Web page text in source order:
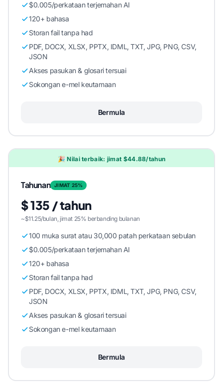
$0.005/perkataan terjemahan AI
120+ bahasa
Storan fail tanpa had
PDF, DOCX, XLSX, PPTX, IDML, TXT, JPG, PNG, CSV,
JSON
Akses pasukan & glosari tersuai
Sokongan e-mel keutamaan
Bermula
🎉 Nilai terbaik: jimat $44.88/tahun
Tahunan JIMAT 25%
$ 135 / tahun
~$11.25/bulan, jimat 25% berbanding bulanan
100 muka surat atau 30,000 patah perkataan sebulan
$0.005/perkataan terjemahan AI
120+ bahasa
Storan fail tanpa had
PDF, DOCX, XLSX, PPTX, IDML, TXT, JPG, PNG, CSV,
JSON
Akses pasukan & glosari tersuai
Sokongan e-mel keutamaan
Bermula